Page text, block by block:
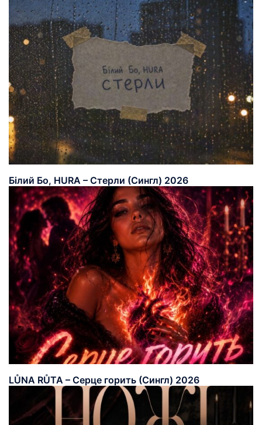
Білий Бо, HURA – Стерли (Сингл) 2026
LŮNA RŮTA – Серце горить (Сингл) 2026